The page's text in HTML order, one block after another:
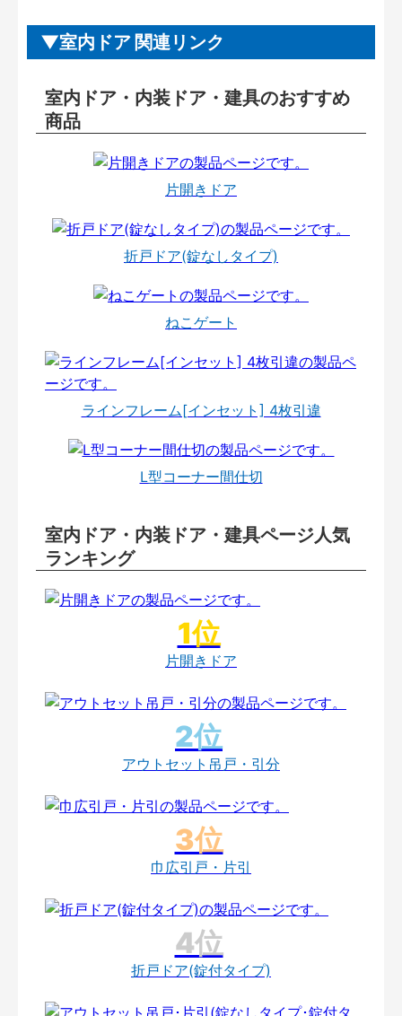
室内ドア 関連リンク
室内ドア・内装ドア・建具のおすすめ
商品
片開きドア
折戸ドア(錠なしタイプ)
ねこゲート
ラインフレーム[インセット] 4枚引違
L型コーナー間仕切
室内ドア・内装ドア・建具ページ人気
ランキング
片開きドア
アウトセット吊戸・引分
巾広引戸・片引
折戸ドア(錠付タイプ)